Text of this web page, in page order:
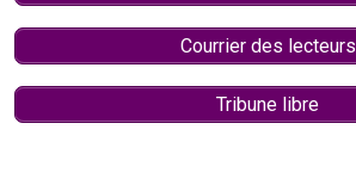
Courrier des lecteurs
Tribune libre